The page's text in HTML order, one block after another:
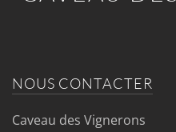
NOUS CONTACTER
Caveau des Vignerons